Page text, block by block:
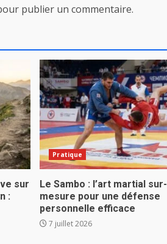
publier un commentaire.
sur
:
Pratique
Le Sambo : l’art martial sur-
mesure pour une défense
personnelle efficace
7 juillet 2026